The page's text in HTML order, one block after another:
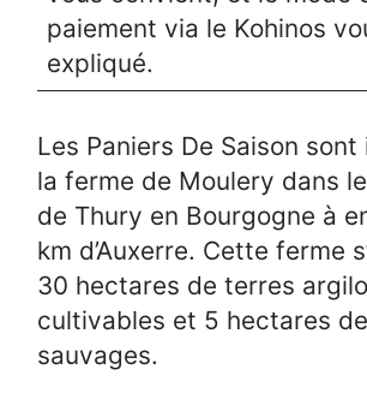
paiement via le Kohinos
expliqué.
Les Paniers De Saison
la ferme de Moulery dans
de Thury en Bourgogne à
km d’Auxerre. Cette ferme
30 hectares de terres
cultivables et 5 hectares
sauvages.